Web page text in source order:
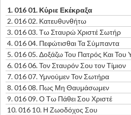
1. 016 01. Κύριε Εκέκραξα
2.016 02. Κατευθυνθήτω
3.016 03. Τω Σταυρώ Χριστέ Σωτήρ
4.016 04. Πεφώτισθαι Τα Σύμπαντα
5.016 05. Δοξάζω Του Πατρός Και Του
6.016 06. Τον Σταυρόν Σου τον Τίμιον
7.016 07. Υμνούμεν Τον Σωτήρα
8.016 08. Πως Μη Θαυμάσωμεν
9.016 09. Ο Τω Πάθει Σου Χριστέ
10.016 10. Η Ζωοδόχος Σου